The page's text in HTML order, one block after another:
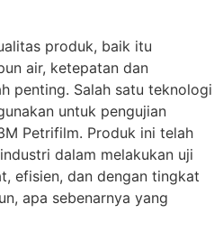
produk, baik itu
air, ketepatan dan
penting. Salah satu teknologi
untuk pengujian
Petrifilm. Produk ini telah
dalam melakukan uji
efisien, dan dengan tingkat
apa sebenarnya yang